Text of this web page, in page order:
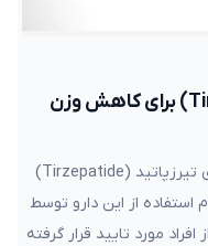
تایید داروی تیرزپاتید (Tirzepatide) برای کاهش وزن
اواخر اردیبهشت از نتایج قابل توجه داروی تیرزپاتید (Tirzepatide)
از این دارو توسط
مورد تایید قرار گرفته